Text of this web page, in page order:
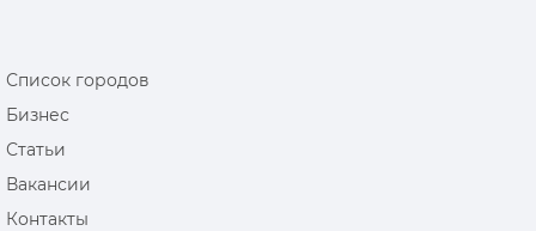
Список городов
Бизнес
Статьи
Вакансии
Контакты